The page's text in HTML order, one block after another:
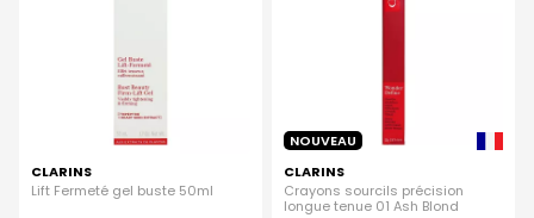
CLARINS
Lift Fermeté gel buste 50ml
NOUVEAU
CLARINS
Crayons sourcils précision
longue tenue 01 Ash Blond